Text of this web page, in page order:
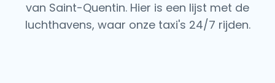
van Saint-Quentin. Hier is een lijst met de
luchthavens, waar onze taxi's 24/7 rijden.